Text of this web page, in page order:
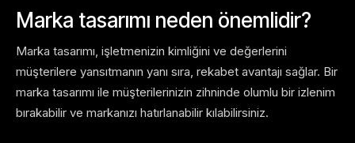
Marka tasarımı neden önemlidir?
Marka tasarımı, işletmenizin kimliğini ve değerlerini
müşterilere yansıtmanın yanı sıra, rekabet avantajı sağlar. Bir
marka tasarımı ile müşterilerinizin zihninde olumlu bir izlenim
bırakabilir ve markanızı hatırlanabilir kılabilirsiniz.